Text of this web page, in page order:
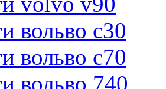
вольво c30
вольво c70
вольво 740